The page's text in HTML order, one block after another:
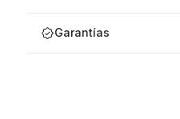
Garantías